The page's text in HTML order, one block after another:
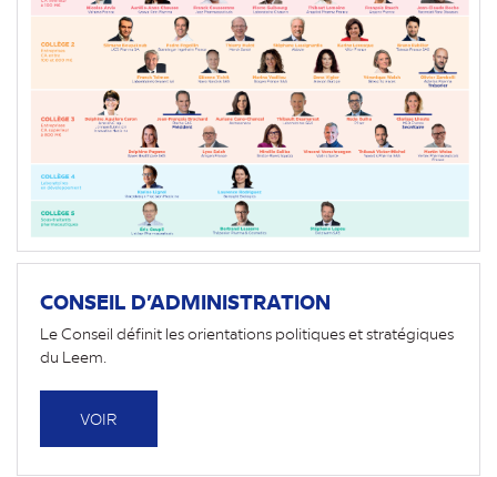
CONSEIL D’ADMINISTRATION
Le Conseil définit les orientations politiques et stratégiques
du Leem.
VOIR